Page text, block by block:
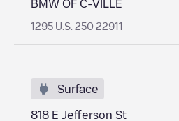
BMW OF C-VILLE
1295 U.S. 250 22911
Surface
818 E Jefferson St